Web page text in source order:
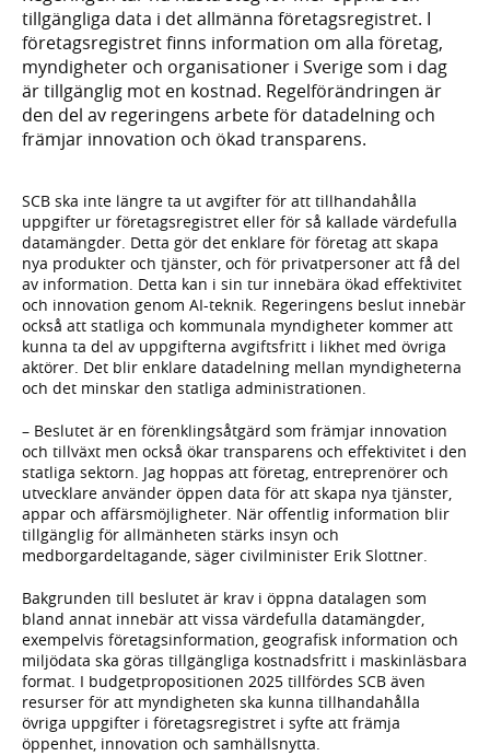
tillgängliga data i det allmänna företagsregistret. I
företagsregistret finns information om alla företag,
myndigheter och organisationer i Sverige som i dag
är tillgänglig mot en kostnad. Regelförändringen är
den del av regeringens arbete för datadelning och
främjar innovation och ökad transparens.
SCB ska inte längre ta ut avgifter för att tillhandahålla
uppgifter ur företagsregistret eller för så kallade värdefulla
datamängder. Detta gör det enklare för företag att skapa
nya produkter och tjänster, och för privatpersoner att få del
av information. Detta kan i sin tur innebära ökad effektivitet
och innovation genom AI-teknik. Regeringens beslut innebär
också att statliga och kommunala myndigheter kommer att
kunna ta del av uppgifterna avgiftsfritt i likhet med övriga
aktörer. Det blir enklare datadelning mellan myndigheterna
och det minskar den statliga administrationen.
– Beslutet är en förenklingsåtgärd som främjar innovation
och tillväxt men också ökar transparens och effektivitet i den
statliga sektorn. Jag hoppas att företag, entreprenörer och
utvecklare använder öppen data för att skapa nya tjänster,
appar och affärsmöjligheter. När offentlig information blir
tillgänglig för allmänheten stärks insyn och
medborgardeltagande, säger civilminister Erik Slottner.
Bakgrunden till beslutet är krav i öppna datalagen som
bland annat innebär att vissa värdefulla datamängder,
exempelvis företagsinformation, geografisk information och
miljödata ska göras tillgängliga kostnadsfritt i maskinläsbara
format. I budgetpropositionen 2025 tillfördes SCB även
resurser för att myndigheten ska kunna tillhandahålla
övriga uppgifter i företagsregistret i syfte att främja
öppenhet, innovation och samhällsnytta.